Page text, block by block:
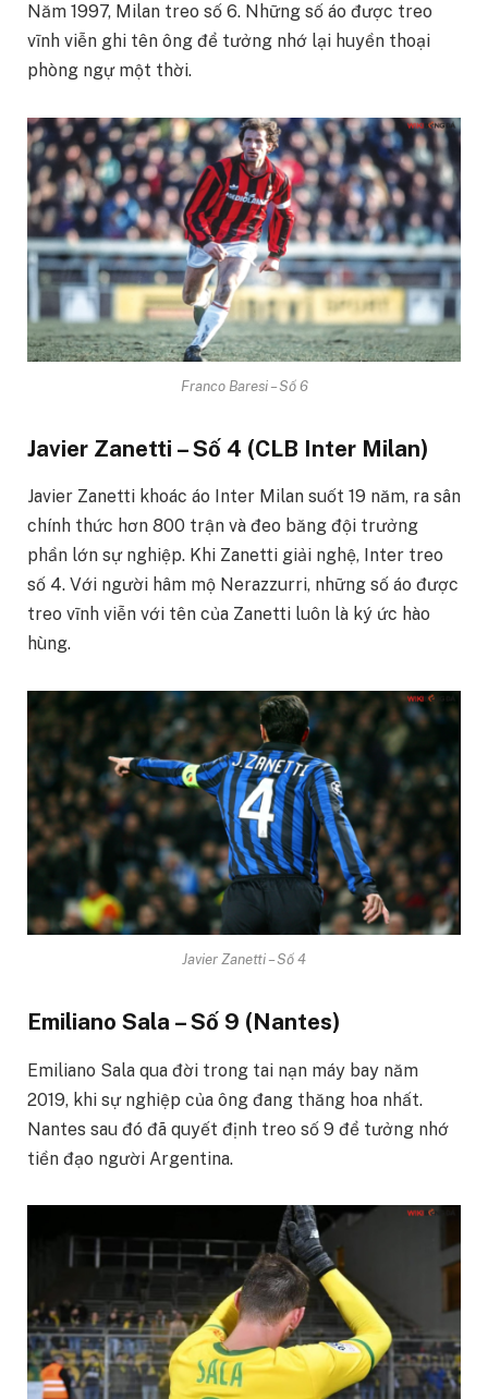
Năm 1997, Milan treo số 6. Những số áo được treo
vĩnh viễn ghi tên ông để tưởng nhớ lại huyền thoại
phòng ngự một thời.
Franco Baresi – Số 6
Javier Zanetti – Số 4 (CLB Inter Milan)
Javier Zanetti khoác áo Inter Milan suốt 19 năm, ra sân
chính thức hơn 800 trận và đeo băng đội trưởng
phần lớn sự nghiệp. Khi Zanetti giải nghệ, Inter treo
số 4. Với người hâm mộ Nerazzurri, những số áo được
treo vĩnh viễn với tên của Zanetti luôn là ký ức hào
hùng.
Javier Zanetti – Số 4
Emiliano Sala – Số 9 (Nantes)
Emiliano Sala qua đời trong tai nạn máy bay năm
2019, khi sự nghiệp của ông đang thăng hoa nhất.
Nantes sau đó đã quyết định treo số 9 để tưởng nhớ
tiền đạo người Argentina.